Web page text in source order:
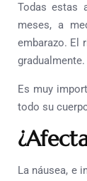
Todas estas
meses, a
embarazo. El
gradualmente.
Es muy
todo su
La náusea, e